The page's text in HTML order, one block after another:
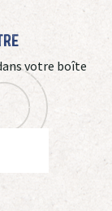
votre boîte